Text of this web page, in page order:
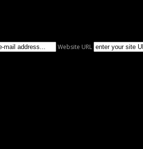
Website URL